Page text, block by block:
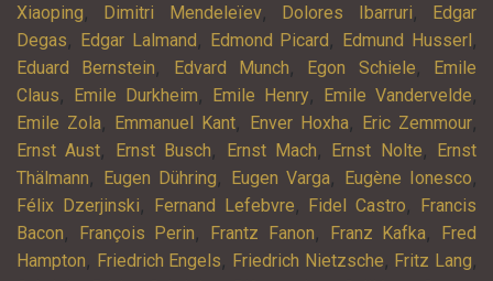
Xiaoping, Dimitri Mendeleïev, Dolores Ibarruri,
Edgar
Degas, Edgar Lalmand , Edmond Picard , Edmund Husserl ,
Eduard Bernstein, Edvard Munch, Egon Schiele,
Emile
Claus, Emile Durkheim, Emile Henry, Emile Vandervelde,
Emile Zola, Emmanuel Kant, Enver Hoxha, Eric Zemmour,
Ernst Aust, Ernst Busch, Ernst Mach, Ernst Nolte,
Ernst
Thälmann, Eugen Dühring, Eugen Varga, Eugène Ionesco,
Félix Dzerjinski, Fernand Lefebvre, Fidel Castro,
Francis
Bacon, François Perin, Frantz Fanon, Franz Kafka,
Fred
Hampton, Friedrich Engels, Friedrich Nietzsche, Fritz Lang,